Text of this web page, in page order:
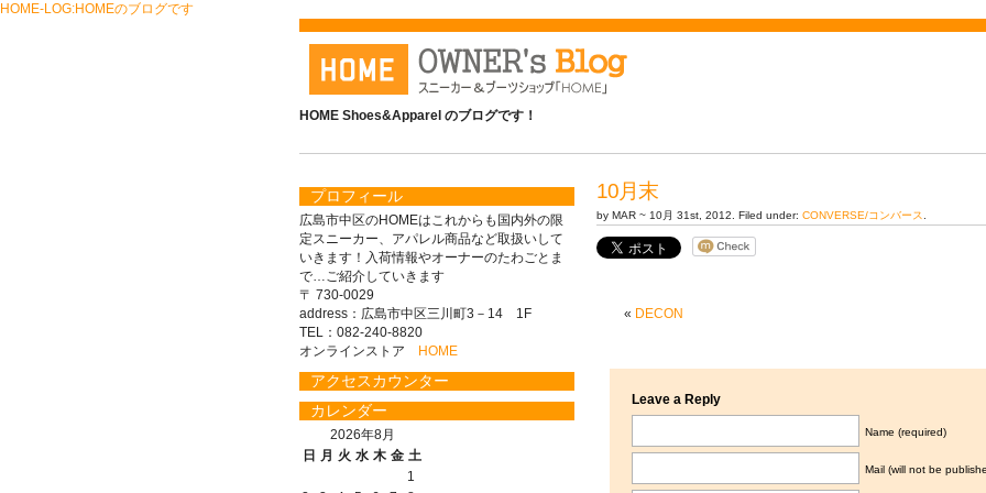
HOME-LOG:HOMEのブログです
HOME Shoes&Apparel のブログです！
10月末
by MAR ~ 10月 31st, 2012. Filed under: CONVERSE/コンバース
« DECON
Leave a Reply
Name (required)
Mail (will not be
プロフィール
広島市中区のHOMEはこれからも国内外の限
定スニーカー、アパレル商品など取扱いして
いきます！入荷情報やオーナーのたわごとま
で…ご紹介していきます
〒 730-0029
address：広島市中区三川町3－14 1F
TEL：082-240-8820
オンラインストア HOME
アクセスカウンター
カレンダー
2026年8月
日 月 火 水 木 金 土
1